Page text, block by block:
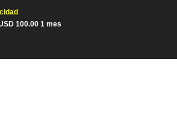
100.00 1 mes